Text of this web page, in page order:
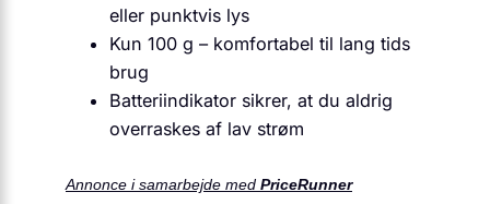
eller punktvis lys
Kun 100 g – komfortabel til lang tids
brug
Batteriindikator sikrer, at du aldrig
overraskes af lav strøm
Annonce i samarbejde med PriceRunner